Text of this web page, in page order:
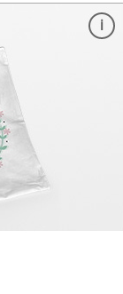
7 x 8 cm
7 x 4,5 cm